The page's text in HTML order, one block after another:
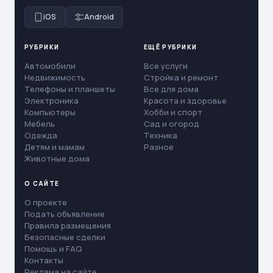
iOS Android
РУБРИКИ
Автомобили
Недвижимость
Телефоны и планшеты
Электроника
Компьютеры
Мебель
Одежда
Детям и мамам
Животные дома
ЕЩЁ РУБРИКИ
Все услуги
Стройка и ремонт
Все для дома
Красота и здоровье
Хобби и спорт
Сад и огород
Техника
Разное
О САЙТЕ
О проекте
Подать объявление
Правила размещения
Безопасные сделки
Помощь и FAQ
Контакты